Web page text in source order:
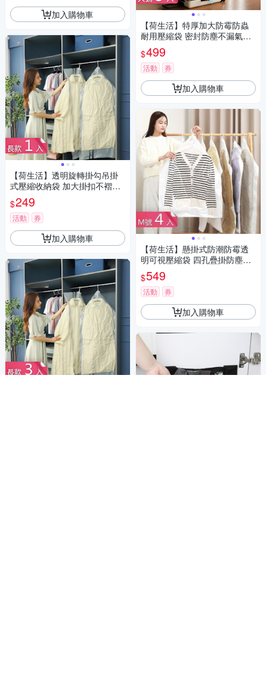
加入購物車
【荷生活】透明旋轉掛勾吊掛
式壓縮收納袋 加大掛扣不褶皺
真空收納袋-長款1入組
$249
活動 券
加入購物車
【荷生活】特厚加大防霉防蟲
耐用壓縮袋 密封防塵不漏氣真
空壓縮收納袋-大號5入組
$499
活動 券
加入購物車
【荷生活】懸掛式防潮防霉透
明可視壓縮袋 四孔疊掛防塵衣
物真空收納袋-M號4入組
$549
活動 券
加入購物車